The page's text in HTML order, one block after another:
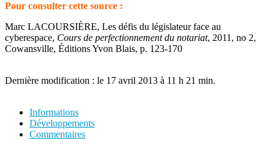
Pour consulter cette source :
Marc LACOURSIÈRE, Les défis du législateur face au
cyberespace, Cours de perfectionnement du notariat, 2011, no 2,
Cowansville, Éditions Yvon Blais, p. 123-170
Dernière modification : le 17 avril 2013 à 11 h 21 min.
Informations
Développements
Commentaires